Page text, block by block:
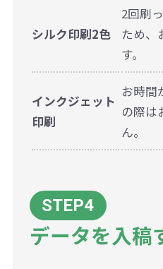
シルク印刷2色
2回刷
ため、
す。
インクジェット
印刷
お時間
の際は
ん。
データを入稿